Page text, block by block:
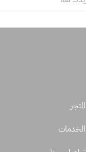
المتجر
الخدمات